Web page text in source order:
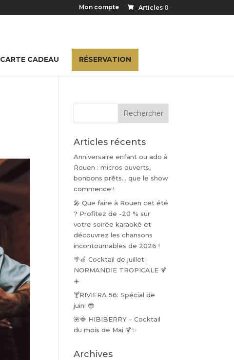
Mon compte Articles 0
CARTE CADEAU RÉSERVATION
Articles récents
Anniversaire enfant ou ado à
Rouen : micros ouverts,
bonbons prêts… que le show
commence !
🎤 Que faire à Rouen cet été
? Profitez de -20 % sur
votre soirée karaoké et
découvrez les chansons
incontournables de 2026 !
🌴🍏 Cocktail de juillet :
NORMANDIE TROPICALE 🍹
☀️
🍸RIVIERA 56: Spécial de
juin! 😎
🌺🍓 HIBIBERRY – Cocktail
du mois de Mai 🍹✨
Archives